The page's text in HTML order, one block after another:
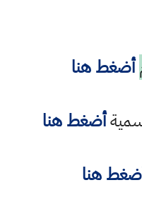
أضغط هنا
أضغط هنا
هنا